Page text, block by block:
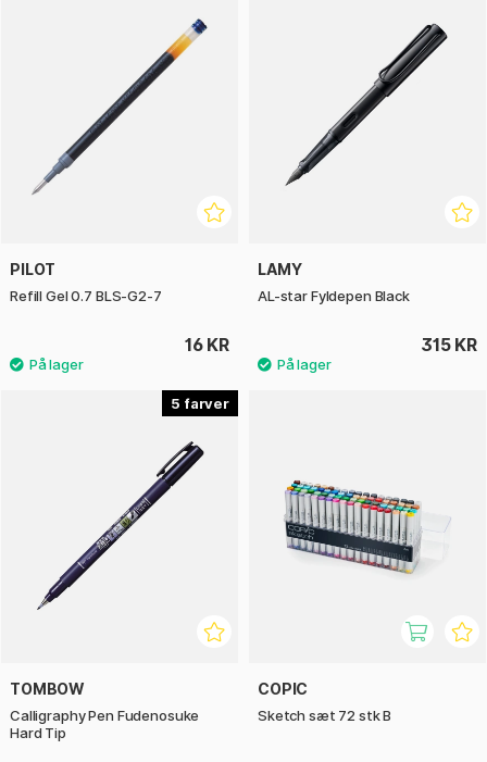
PILOT
Refill Gel 0.7 BLS-G2-7
16 KR
LAMY
AL-star Fyldepen Black
315 KR
5
TOMBOW
Calligraphy Pen Fudenosuke
Hard Tip
COPIC
Sketch sæt 72 stk B